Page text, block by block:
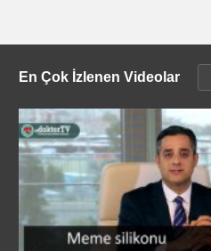
En Çok İzlenen Videolar